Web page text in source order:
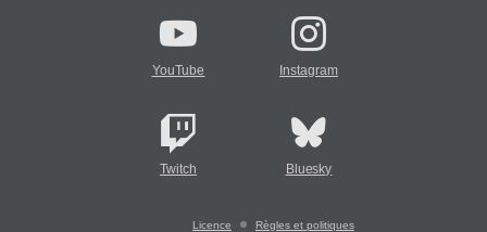
YouTube Instagram
Twitch Bluesky
Licence Règles et politiques